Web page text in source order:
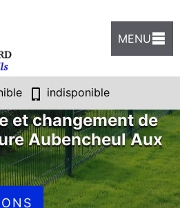
MENU
indisponible
et changement de
Aubencheul Aux